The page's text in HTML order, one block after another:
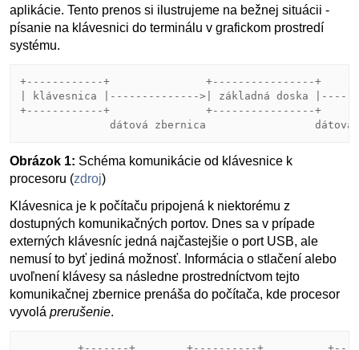
aplikácie. Tento prenos si ilustrujeme na bežnej situácii -
písanie na klávesnici do terminálu v grafickom prostredí
systému.
+------------+               +----------------+
| klávesnica |-------------->| základná doska
+------------+               +----------------+
Obrázok 1: Schéma komunikácie od klávesnice k
procesoru (zdroj)
Klávesnica je k počítaču pripojená k niektorému z
dostupných komunikačných portov. Dnes sa v prípade
externých klávesníc jedná najčastejšie o port USB, ale
nemusí to byť jediná možnosť. Informácia o stlačení alebo
uvoľnení klávesy sa následne prostredníctvom tejto
komunikačnej zbernice prenáša do počítača, kde procesor
vyvolá prerušenie.